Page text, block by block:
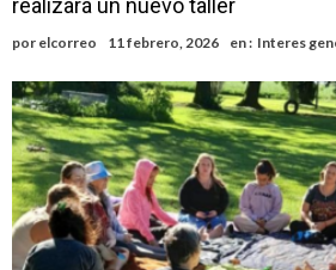
ráfagas que podrían superar los 80
¿Llega un “Súper Niño”?: De
impacto real en la región
Cañada del Ucle se prepara para la 5ª
Distinguieron a Ramiro Maldonado, el
de Los Quirquinchos
realizará un nuevo taller
por elcorreo 11 febrero, 2026 en : Interes